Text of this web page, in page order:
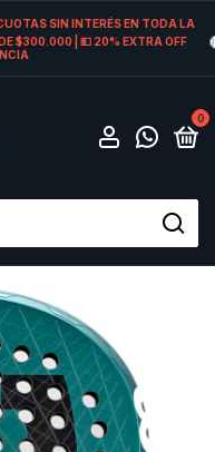
SIN INTERÉS EN TODA LA
$300.000 | 💵 20% EXTRA OFF
0